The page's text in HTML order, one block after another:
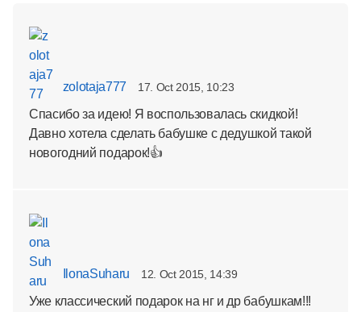
zolotaja777 17. Oct 2015, 10:23
Спасибо за идею! Я воспользовалась скидкой!
Давно хотела сделать бабушке с дедушкой такой
новогодний подарок!👍
IlonaSuharu 12. Oct 2015, 14:39
Уже классический подарок на нг и др бабушкам!!!